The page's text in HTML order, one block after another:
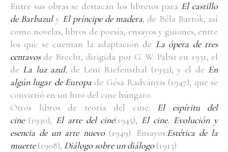
Entre sus obras se destacan los libretos para El castillo
de Barbazuly El príncipe de madera, de Béla Bartók, así
como novelas, libros de poesía, ensayos y guiones, entre
los que se cuentan la adaptación de La ópera de tres
centavos de Brecht, dirigida por G. W. Pabst en 1931, el
de La luz azul, de Leni Riefensthal (1932), y el de En
algún lugar de Europa de Gésa Radványis (1947), que se
convirtió en un hito del cine húngaro.
Otros libros de teoría del cine: El espíritu del
cine (1930), El arte del cine(1945), El cine. Evolución y
esencia de un arte nuevo (1949). Ensayos:Estética de la
muerte(1908), Diálogo sobre un diálogo (1913).